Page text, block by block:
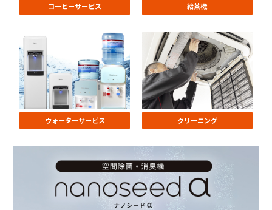
コーヒーサービス 給茶機
ウォーターサービス クリーニング